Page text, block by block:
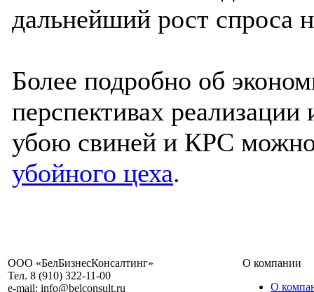
дальнейший рост спроса
Более подробно об
перспективах
убою свиней и КРС
убойного цеха.
ООО «БелБизнесКонсалтинг»
Тел. 8 (910) 322-11-00
e-mail: info@belconsult.ru
О компании
О